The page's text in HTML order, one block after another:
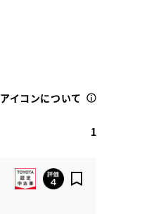
アイコンについて
1